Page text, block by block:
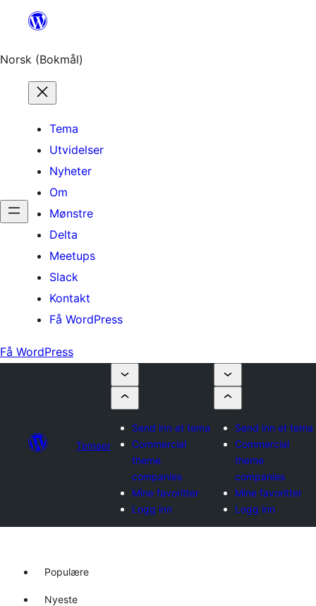
innhold
Norsk (Bokmål)
Tema
Utvidelser
Nyheter
Om
Mønstre
Delta
Meetups
Slack
Kontakt
Få WordPress
Få WordPress
Temaer
Send inn et tema
Commercial
theme
companies
Mine favoritter
Logg inn
Send inn et tema
Commercial
theme
companies
Mine favoritter
Logg inn
Populære
Nyeste